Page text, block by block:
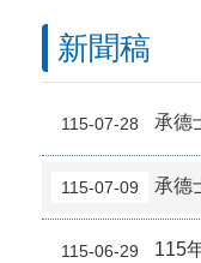
新聞稿
115-07-28 承德士商路
115-07-09 承德士商路
115-06-29 115年臺北市